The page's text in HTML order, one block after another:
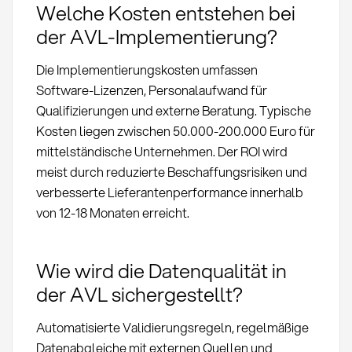
Welche Kosten entstehen bei
der AVL-Implementierung?
Die Implementierungskosten umfassen
Software-Lizenzen, Personalaufwand für
Qualifizierungen und externe Beratung. Typische
Kosten liegen zwischen 50.000-200.000 Euro für
mittelständische Unternehmen. Der ROI wird
meist durch reduzierte Beschaffungsrisiken und
verbesserte Lieferantenperformance innerhalb
von 12-18 Monaten erreicht.
Wie wird die Datenqualität in
der AVL sichergestellt?
Automatisierte Validierungsregeln, regelmäßige
Datenabgleiche mit externen Quellen und